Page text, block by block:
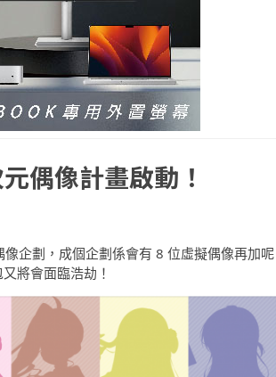
偶像計畫啟動！
企劃，成個企劃係會有 8 位虛擬偶像再加呢
將會面臨浩劫！